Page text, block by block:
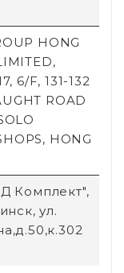
HONG
6/F, 131-132
ROAD
HONG
Комплект",
ул.